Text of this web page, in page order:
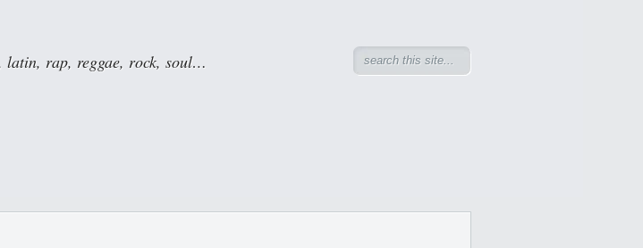
latin, rap, reggae, rock, soul…